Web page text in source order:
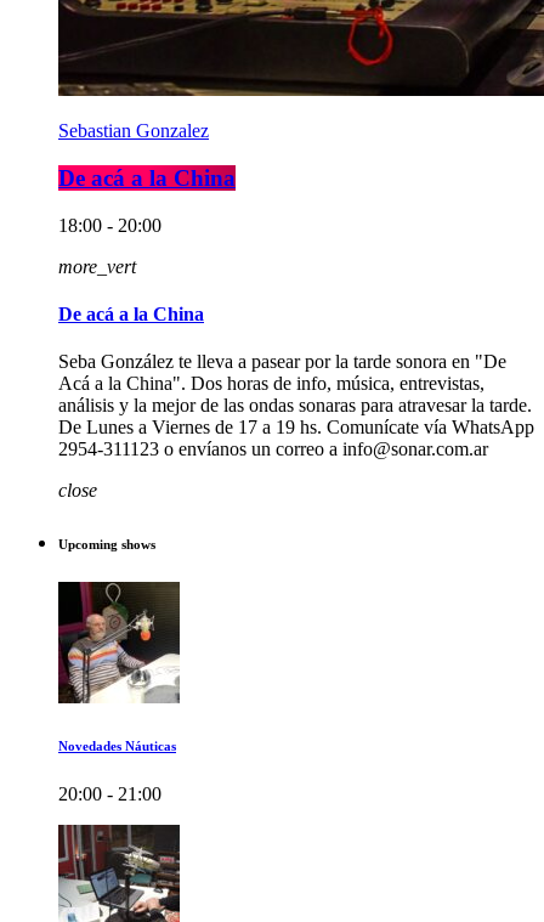
Sebastian Gonzalez
De acá a la China
18:00 - 20:00
more_vert
De acá a la China
Seba González te lleva a pasear por la tarde sonora en "De
Acá a la China". Dos horas de info, música, entrevistas,
análisis y la mejor de las ondas sonaras para atravesar la tarde.
De Lunes a Viernes de 17 a 19 hs. Comunícate vía WhatsApp
2954-311123 o envíanos un correo a info@sonar.com.ar
close
Upcoming shows
Novedades Náuticas
20:00 - 21:00